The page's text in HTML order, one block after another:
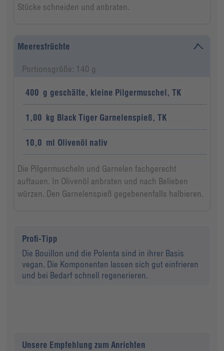
Stücke schneiden und anbraten.
Meeresfrüchte
Portionsgröße: 140 g
400 g geschälte, kleine Pilgermuschel, TK
1,00 kg Black Tiger Garnelenspieß, TK
10,0 ml Olivenöl nativ
Die Pilgermuscheln und Garnelen fachgerecht
auftauen. In Olivenöl anbraten und nach Belieben
würzen. Den Garnelenspieß gegebenenfalls halbieren.
Profi-Tipp
Die Bouillon und die Polenta sind in ihrer Basis
vegan. Die Komponenten lassen sich gut einfrieren
und bei Bedarf schnell regenerieren.
Unsere Empfehlung zum Anrichten